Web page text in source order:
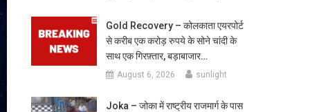
Gold Recovery – कोलकाता एयरपोर्ट
से करीब एक करोड़ रुपये के सोने चांदी के
साथ एक गिरफ़्तार, बड़ाबाजार…
August 6, 2026 sunlight
Joka – जोका में राष्ट्रीय राजमार्ग के पास